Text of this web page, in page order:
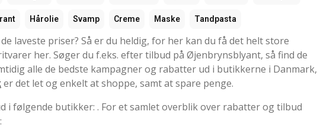
Hårolie Svamp Creme Maske Tandpasta
laveste priser? Så er du heldig, for her kan du få det helt store
her. Søger du f.eks. efter tilbud på Øjenbrynsblyant, så find de
alle de bedste kampagner og rabatter ud i butikkerne i Danmark,
er det let og enkelt at shoppe, samt at spare penge.
i følgende butikker: . For et samlet overblik over rabatter og tilbud